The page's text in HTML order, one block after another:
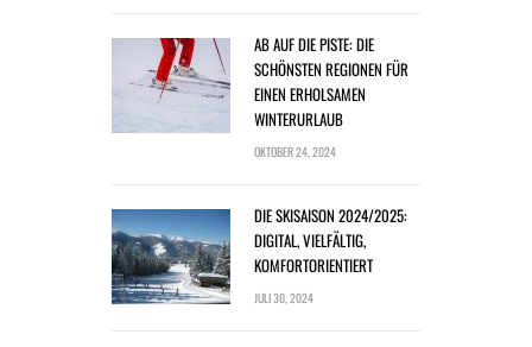
AB AUF DIE PISTE: DIE
SCHÖNSTEN REGIONEN FÜR
EINEN ERHOLSAMEN
WINTERURLAUB
OKTOBER 24, 2024
DIE SKISAISON 2024/2025:
DIGITAL, VIELFÄLTIG,
KOMFORTORIENTIERT
JULI 30, 2024